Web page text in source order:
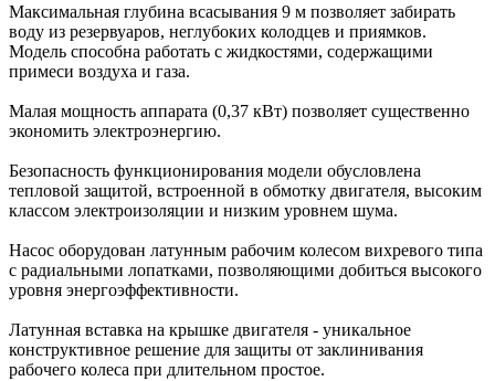
Максимальная глубина всасывания 9 м позволяет забирать
воду из резервуаров, неглубоких колодцев и приямков.
Модель способна работать с жидкостями, содержащими
примеси воздуха и газа.
Малая мощность аппарата (0,37 кВт) позволяет существенно
экономить электроэнергию.
Безопасность функционирования модели обусловлена
тепловой защитой, встроенной в обмотку двигателя, высоким
классом электроизоляции и низким уровнем шума.
Насос оборудован латунным рабочим колесом вихревого типа
с радиальными лопатками, позволяющими добиться высокого
уровня энергоэффективности.
Латунная вставка на крышке двигателя - уникальное
конструктивное решение для защиты от заклинивания
рабочего колеса при длительном простое.